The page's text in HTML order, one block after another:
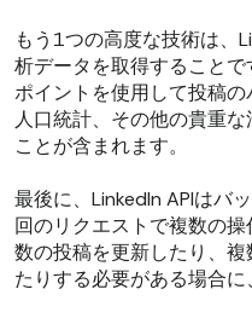
もう1つの高度な技術は、
析データを取得すること
ポイントを使用して投稿
人口統計、その他の貴重
ことが含まれます。
最後に、LinkedIn APIはバ
回のリクエストで複数の
数の投稿を更新したり、
たりする必要がある場合に